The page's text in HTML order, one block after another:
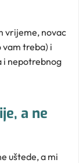
vrijeme, novac
vam treba) i
i nepotrebnog
a ne
uštede, a mi